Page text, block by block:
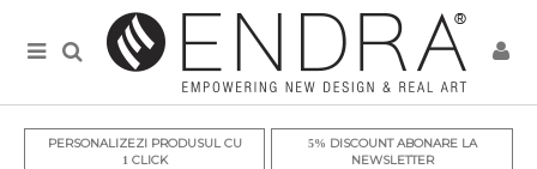
PERSONALIZEZI PRODUSUL CU
1CLICK
5% DISCOUNT ABONARE LA
NEWSLETTER